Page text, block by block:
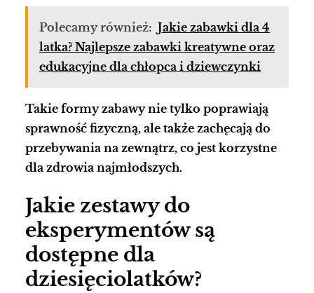
Polecamy również: Jakie zabawki dla 4
latka? Najlepsze zabawki kreatywne oraz
edukacyjne dla chłopca i dziewczynki
Takie formy zabawy nie tylko poprawiają
sprawność fizyczną, ale także zachęcają do
przebywania na zewnątrz, co jest korzystne
dla zdrowia najmłodszych.
Jakie zestawy do
eksperymentów są
dostępne dla
dziesięciolatków?